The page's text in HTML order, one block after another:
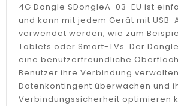
4G Dongle SDongleA-03-EU ist
und kann mit jedem Gerät mit USB-
verwendet werden, wie zum
Tablets oder Smart-TVs. Der
eine benutzerfreundliche
Benutzer ihre Verbindung
Datenkontingent überwachen und
Verbindungssicherheit optimieren